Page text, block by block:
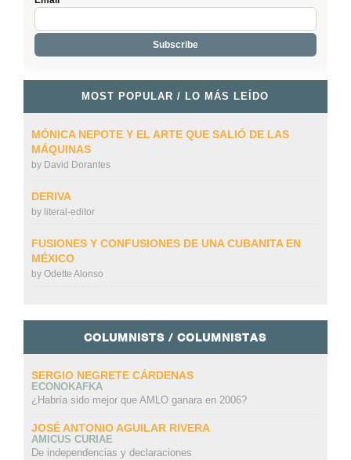
MOST POPULAR / LO MÁS LEÍDO
MÓNICA NEPOTE Y EL ARTE QUE SALIÓ DE LAS
MÁQUINAS
by David Dorantes
DERIVA
by literal-editor
FUSIONES Y CONFUSIONES DE UNA CUBANITA EN
MÉXICO
by Odette Alonso
COLUMNISTS / COLUMNISTAS
SERGIO NEGRETE CÁRDENAS
ECONOKAFKA
¿Habría sido mejor que AMLO ganara en 2006?
JOSÉ ANTONIO AGUILAR RIVERA
AMICUS CURIAE
De independencias y declaraciones